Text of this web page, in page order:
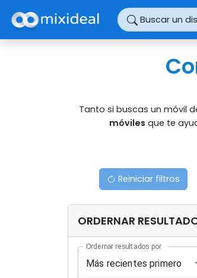
Buscar un
Tanto si buscas un móvil
móviles que te
Reiniciar filtros
ORDERNAR
Ordernar resultados por
Más recientes primero